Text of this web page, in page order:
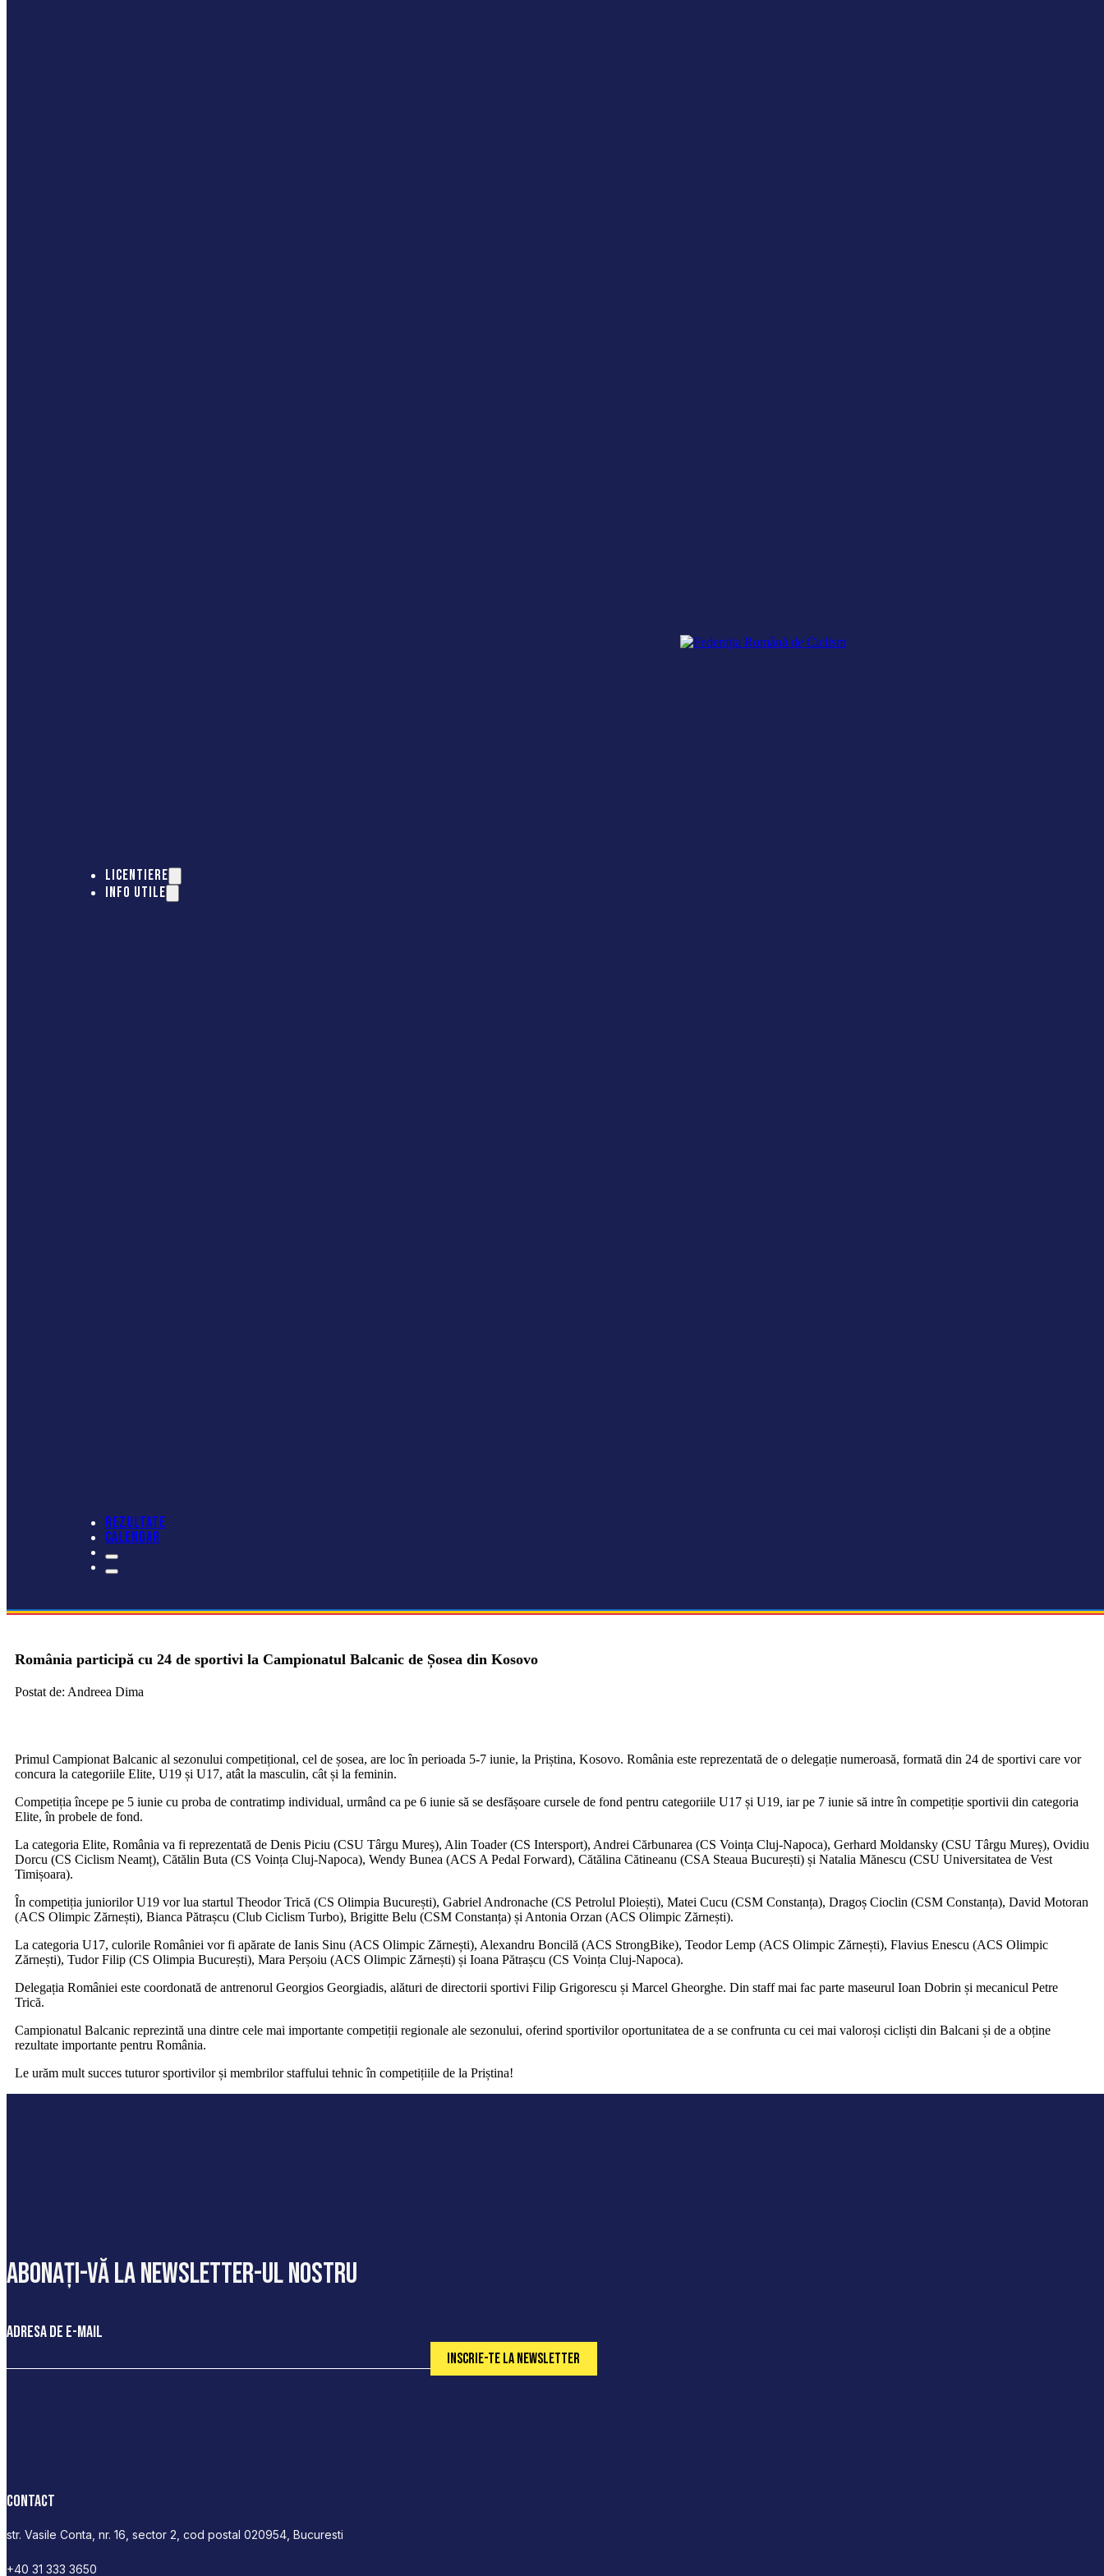
LICENTIERE
INFO UTILE
REZULTATE
CALENDAR
România participă cu 24 de sportivi la Campionatul Balcanic de Șosea din Kosovo
Postat de: Andreea Dima
Primul Campionat Balcanic al sezonului competițional, cel de șosea, are loc în perioada 5-7 iunie, la Priștina, Kosovo. România este reprezentată de o delegație numeroasă, formată din 24 de sportivi care vor
concura la categoriile Elite, U19 și U17, atât la masculin, cât și la feminin.
Competiția începe pe 5 iunie cu proba de contratimp individual, urmând ca pe 6 iunie să se desfășoare cursele de fond pentru categoriile U17 și U19, iar pe 7 iunie să intre în competiție sportivii din categoria
Elite, în probele de fond.
La categoria Elite, România va fi reprezentată de Denis Piciu (CSU Târgu Mureș), Alin Toader (CS Intersport), Andrei Cărbunarea (CS Voința Cluj-Napoca), Gerhard Moldansky (CSU Târgu Mureș), Ovidiu
Dorcu (CS Ciclism Neamț), Cătălin Buta (CS Voința Cluj-Napoca), Wendy Bunea (ACS A Pedal Forward), Cătălina Cătineanu (CSA Steaua București) și Natalia Mănescu (CSU Universitatea de Vest
Timișoara).
În competiția juniorilor U19 vor lua startul Theodor Trică (CS Olimpia București), Gabriel Andronache (CS Petrolul Ploiești), Matei Cucu (CSM Constanța), Dragoș Cioclin (CSM Constanța), David Motoran
(ACS Olimpic Zărnești), Bianca Pătrașcu (Club Ciclism Turbo), Brigitte Belu (CSM Constanța) și Antonia Orzan (ACS Olimpic Zărnești).
La categoria U17, culorile României vor fi apărate de Ianis Sinu (ACS Olimpic Zărnești), Alexandru Boncilă (ACS StrongBike), Teodor Lemp (ACS Olimpic Zărnești), Flavius Enescu (ACS Olimpic
Zărnești), Tudor Filip (CS Olimpia București), Mara Perșoiu (ACS Olimpic Zărnești) și Ioana Pătrașcu (CS Voința Cluj-Napoca).
Delegația României este coordonată de antrenorul Georgios Georgiadis, alături de directorii sportivi Filip Grigorescu și Marcel Gheorghe. Din staff mai fac parte maseurul Ioan Dobrin și mecanicul Petre
Trică.
Campionatul Balcanic reprezintă una dintre cele mai importante competiții regionale ale sezonului, oferind sportivilor oportunitatea de a se confrunta cu cei mai valoroși cicliști din Balcani și de a obține
rezultate importante pentru România.
Le urăm mult succes tuturor sportivilor și membrilor staffului tehnic în competițiile de la Priștina!
abonați-vă la newsletter-ul nostru
Adresa de e-mail
Contact
str. Vasile Conta, nr. 16, sector 2, cod postal 020954, Bucuresti
+40 31 333 3650